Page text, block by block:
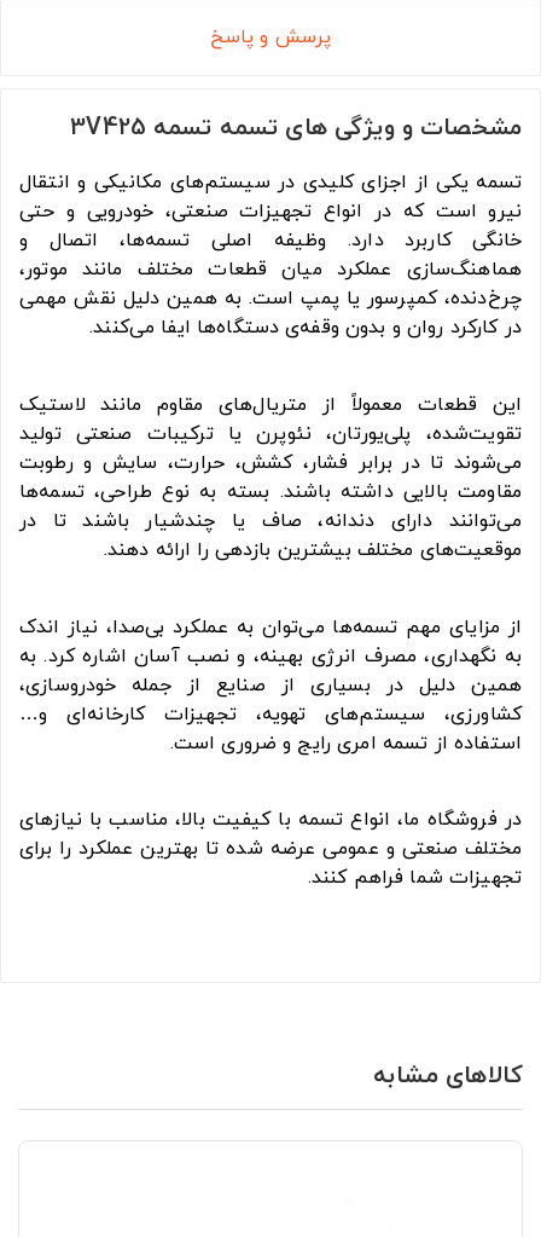
پرسش و پاسخ
مشخصات و ویژگی های تسمه تسمه 3V425
تسمه یکی از اجزای کلیدی در سیستم‌های مکانیکی و انتقال
نیرو است که در انواع تجهیزات صنعتی، خودرویی و حتی
خانگی کاربرد دارد. وظیفه اصلی تسمه‌ها، اتصال و
هماهنگ‌سازی عملکرد میان قطعات مختلف مانند موتور،
چرخ‌دنده، کمپرسور یا پمپ است. به همین دلیل نقش مهمی
در کارکرد روان و بدون وقفه‌ی دستگاه‌ها ایفا می‌کنند.
این قطعات معمولاً از متریال‌های مقاوم مانند لاستیک
تقویت‌شده، پلی‌یورتان، نئوپرن یا ترکیبات صنعتی تولید
می‌شوند تا در برابر فشار، کشش، حرارت، سایش و رطوبت
مقاومت بالایی داشته باشند. بسته به نوع طراحی، تسمه‌ها
می‌توانند دارای دندانه، صاف یا چندشیار باشند تا در
موقعیت‌های مختلف بیشترین بازدهی را ارائه دهند.
از مزایای مهم تسمه‌ها می‌توان به عملکرد بی‌صدا، نیاز اندک
به نگهداری، مصرف انرژی بهینه، و نصب آسان اشاره کرد. به
همین دلیل در بسیاری از صنایع از جمله خودروسازی،
کشاورزی، سیستم‌های تهویه، تجهیزات کارخانه‌ای و…
استفاده از تسمه امری رایج و ضروری است.
در فروشگاه ما، انواع تسمه با کیفیت بالا، مناسب با نیازهای
مختلف صنعتی و عمومی عرضه شده تا بهترین عملکرد را برای
تجهیزات شما فراهم کنند.
کالاهای مشابه